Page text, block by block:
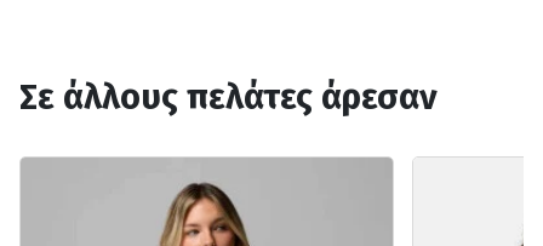
Σε άλλους πελάτες άρεσαν